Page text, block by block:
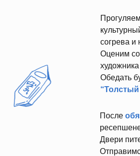
согрева и
Оценим
Обедать
После
Двери